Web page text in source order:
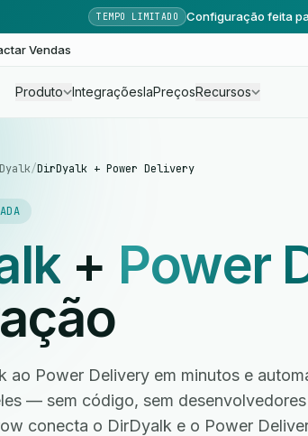
TEMPO LIMITADO Configuração feita
Vendas
Produto IntegraçõesIaPreçosRecursos
/DirDyalk + Power Delivery
+ Power
ao Power Delivery em minutos e
— sem código, sem
conecta o DirDyalk e o Power